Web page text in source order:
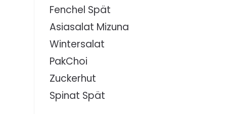
Fenchel Spät
Asiasalat Mizuna
Wintersalat
PakChoi
Zuckerhut
Spinat Spät